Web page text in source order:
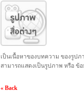
เป็นเนื้อหาของบทความ ของรูปภ
สามารถแสดงเป็นรูปภาพ หรือ ข้
« Back